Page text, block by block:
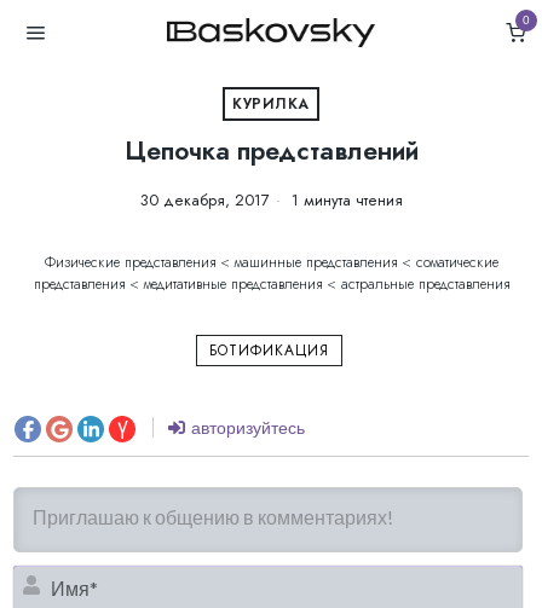
0
КУРИЛКА
Цепочка представлений
30 декабря, 2017 1 минута чтения
Физические представления < машинные представления < соматические
представления < медитативные представления < астральные представления
БОТИФИКАЦИЯ
авторизуйтесь